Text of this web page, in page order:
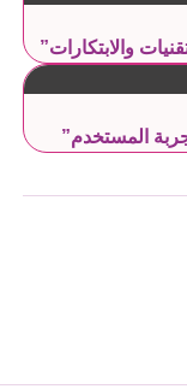
والابتكارات”
المستخدم”